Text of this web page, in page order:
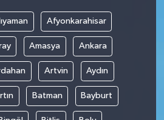
Afyonkarahisar
Amasya Ankara
Artvin Aydın
Batman Bayburt